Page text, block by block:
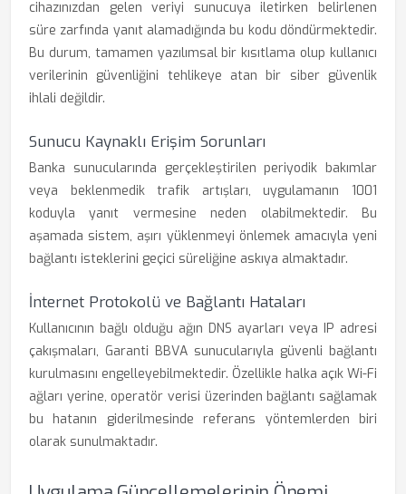
cihazınızdan gelen veriyi sunucuya iletirken belirlenen
süre zarfında yanıt alamadığında bu kodu döndürmektedir.
Bu durum, tamamen yazılımsal bir kısıtlama olup kullanıcı
verilerinin güvenliğini tehlikeye atan bir siber güvenlik
ihlali değildir.
Sunucu Kaynaklı Erişim Sorunları
Banka sunucularında gerçekleştirilen periyodik bakımlar
veya beklenmedik trafik artışları, uygulamanın 1001
koduyla yanıt vermesine neden olabilmektedir. Bu
aşamada sistem, aşırı yüklenmeyi önlemek amacıyla yeni
bağlantı isteklerini geçici süreliğine askıya almaktadır.
İnternet Protokolü ve Bağlantı Hataları
Kullanıcının bağlı olduğu ağın DNS ayarları veya IP adresi
çakışmaları, Garanti BBVA sunucularıyla güvenli bağlantı
kurulmasını engelleyebilmektedir. Özellikle halka açık Wi-Fi
ağları yerine, operatör verisi üzerinden bağlantı sağlamak
bu hatanın giderilmesinde referans yöntemlerden biri
olarak sunulmaktadır.